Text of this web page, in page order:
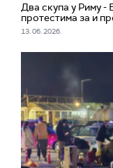
Два скупа у Риму
протестима за и
13. 06. 2026.